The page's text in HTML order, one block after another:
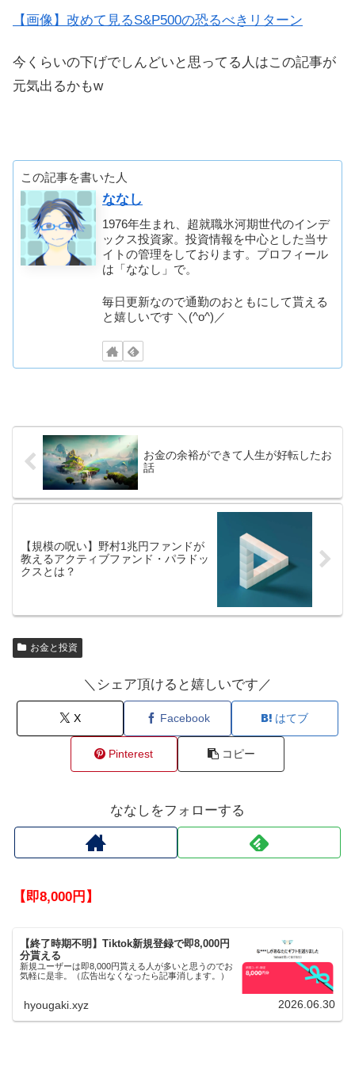
【画像】改めて見るS&P500の恐るべきリターン
今くらいの下げでしんどいと思ってる人はこの記事が
元気出るかもw
この記事を書いた人
ななし
1976年生まれ、超就職氷河期世代のインデ
ックス投資家。投資情報を中心とした当サ
イトの管理をしております。プロフィール
は「ななし」で。
毎日更新なので通勤のおともにして貰える
と嬉しいです ＼(^o^)／
お金の余裕ができて人生が好転したお
話
【規模の呪い】野村1兆円ファンドが
教えるアクティブファンド・パラドッ
クスとは？
お金と投資
＼シェア頂けると嬉しいです／
X Facebook はてブ
Pinterest コピー
ななしをフォローする
【即8,000円】
【終了時期不明】Tiktok新規登録で即8,000円
分貰える
新規ユーザーは即8,000円貰える人が多いと思うのでお
気軽に是非。（広告出なくなったら記事消します。）
hyougaki.xyz 2026.06.30